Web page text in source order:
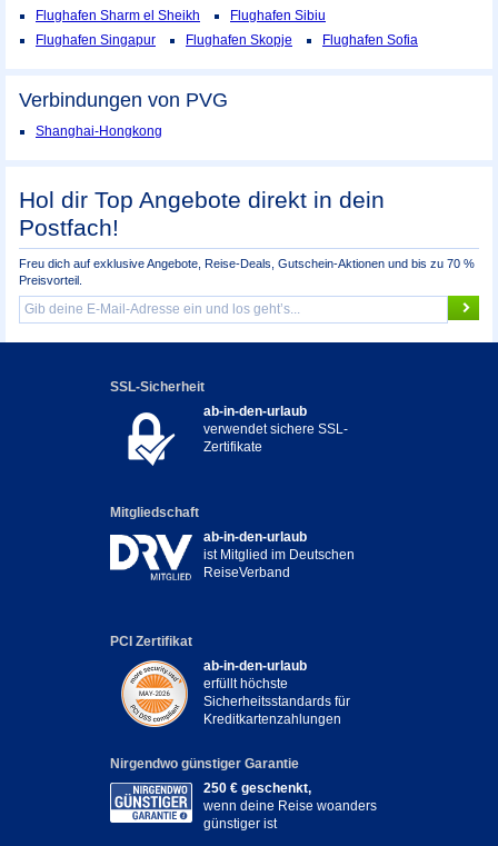
Flughafen Sharm el Sheikh
Flughafen Sibiu
Flughafen Singapur
Flughafen Skopje Flughafen Sofia
Verbindungen von PVG
Shanghai-Hongkong
Hol dir Top Angebote direkt in dein
Postfach!
Freu dich auf exklusive Angebote, Reise-Deals, Gutschein-Aktionen und bis zu 70 %
Preisvorteil.
SSL-Sicherheit
ab-in-den-urlaub
verwendet sichere SSL-
Zertifikate
Mitgliedschaft
ab-in-den-urlaub
ist Mitglied im Deutschen
ReiseVerband
PCI Zertifikat
ab-in-den-urlaub
erfüllt höchste
Sicherheitsstandards für
Kreditkartenzahlungen
Nirgendwo günstiger Garantie
250 € geschenkt,
wenn deine Reise woanders
günstiger ist